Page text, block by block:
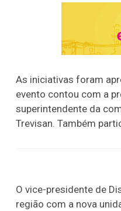
As iniciativas foram
evento contou com a
superintendente da
Trevisan. Também
O vice-presidente de
região com a nova